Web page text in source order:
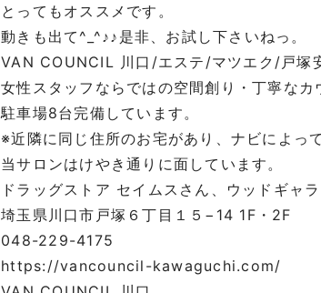
とってもオススメです。
動きも出て^_^♪♪是非、お試し下さいねっ。
VAN COUNCIL 川口/エステ/マツエク/戸塚
女性スタッフならではの空間創り・丁寧なカ
駐車場8台完備しています。
※近隣に同じ住所のお宅があり、ナビによっ
当サロンはけやき通りに面しています。
ドラッグストア セイムスさん、ウッドギャ
埼玉県川口市戸塚６丁目１５−14 1F・2F
048-229-4175
https://vancouncil-kawaguchi.com/